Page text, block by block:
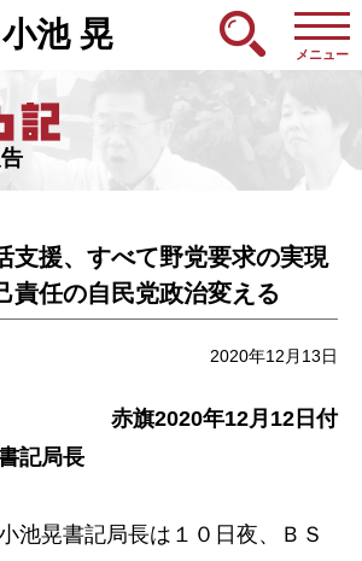
小池 晃
メニュー
支援、すべて野党要求の実現
責任の自民党政治変える
2020年12月13日
赤旗2020年12月12日付
記局長
池晃書記局長は１０日夜、ＢＳ